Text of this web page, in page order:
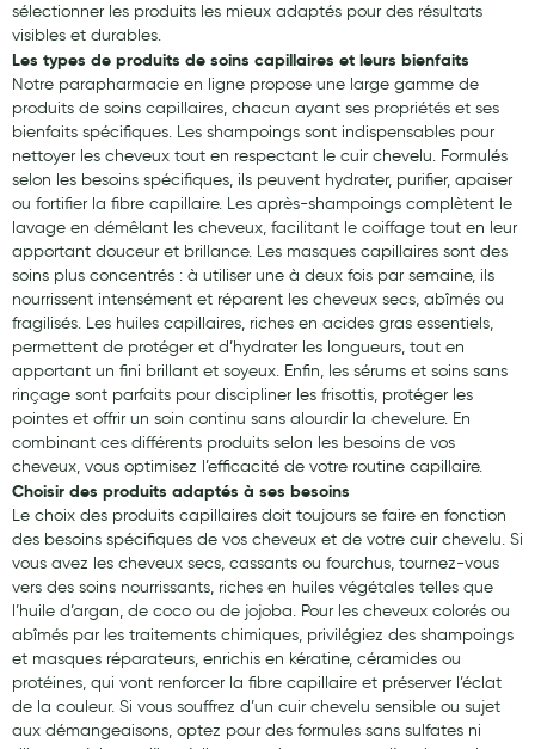
Oligothérapie
Compléments alimentaires
Médicaments et Santé
Premiers soins
Pansements
Hygiène nasale
Antibactériens
Nutrition clinique
Anti-poux
Solaire et moustique
Piqûres insectes
Appareils
Soins jambes lourdes
Contention veineuse
Contactologie
Accessoires pieds et semelles
Soins ORL
sélectionner les produits les mieux adaptés pour des résultats
visibles et durables.
Les types de produits de soins capillaires et leurs bienfaits
Notre parapharmacie en ligne propose une large gamme de
produits de soins capillaires, chacun ayant ses propriétés et ses
bienfaits spécifiques. Les shampoings sont indispensables pour
nettoyer les cheveux tout en respectant le cuir chevelu. Formulés
selon les besoins spécifiques, ils peuvent hydrater, purifier, apaiser
ou fortifier la fibre capillaire. Les après-shampoings complètent le
lavage en démêlant les cheveux, facilitant le coiffage tout en leur
apportant douceur et brillance. Les masques capillaires sont des
soins plus concentrés : à utiliser une à deux fois par semaine, ils
nourrissent intensément et réparent les cheveux secs, abîmés ou
fragilisés. Les huiles capillaires, riches en acides gras essentiels,
permettent de protéger et d’hydrater les longueurs, tout en
apportant un fini brillant et soyeux. Enfin, les sérums et soins sans
rinçage sont parfaits pour discipliner les frisottis, protéger les
pointes et offrir un soin continu sans alourdir la chevelure. En
combinant ces différents produits selon les besoins de vos
cheveux, vous optimisez l’efficacité de votre routine capillaire.
Choisir des produits adaptés à ses besoins
Le choix des produits capillaires doit toujours se faire en fonction
des besoins spécifiques de vos cheveux et de votre cuir chevelu. Si
vous avez les cheveux secs, cassants ou fourchus, tournez-vous
vers des soins nourrissants, riches en huiles végétales telles que
l’huile d’argan, de coco ou de jojoba. Pour les cheveux colorés ou
abîmés par les traitements chimiques, privilégiez des shampoings
et masques réparateurs, enrichis en kératine, céramides ou
protéines, qui vont renforcer la fibre capillaire et préserver l’éclat
de la couleur. Si vous souffrez d’un cuir chevelu sensible ou sujet
aux démangeaisons, optez pour des formules sans sulfates ni